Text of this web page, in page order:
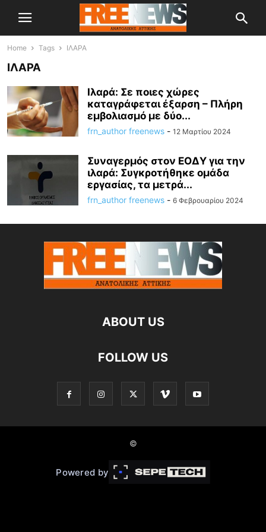
Home Tags ΙΛΑΡΑ
ΙΛΑΡΑ
Ιλαρά: Σε ποιες χώρες
καταγράφεται έξαρση – Πλήρη
εμβολιασμό με δύο...
frn_author freenews - 12 Μαρτίου 2024
Συναγερμός στον ΕΟΔΥ για την
ιλαρά: Συγκροτήθηκε ομάδα
εργασίας, τα μετρά...
frn_author freenews - 6 Φεβρουαρίου 2024
ABOUT US
FOLLOW US
©
Powered by